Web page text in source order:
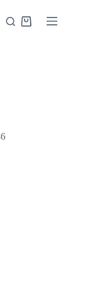
Indkøbskurv